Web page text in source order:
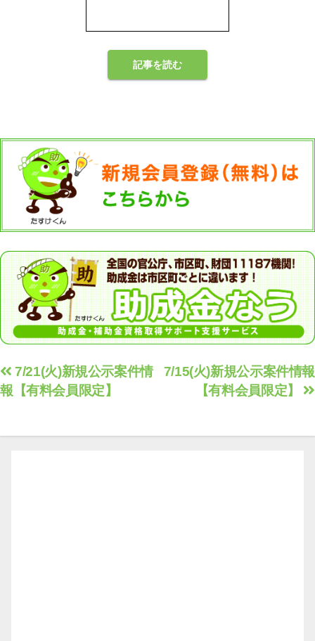
投
稿
ビ
7/15(火)新規公示案件情報
【有料会員限定】
7/21(火)新規公示案件情
報【有料会員限定】